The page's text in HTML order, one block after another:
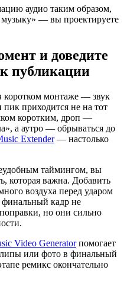
аудио таким образом,
музыку» — вы проектируете
и доведите
публикации
коротком монтаже — звук
приходится не на тот
коротким, дроп —
а аутро — обрываться до
Extender— настолько
таймингом, вы
которая важна. Добавить
воздуха перед ударом
финальный кадр не
но они сильно
Video Generatorпомогает
или фото в финальный
ремикс окончательно